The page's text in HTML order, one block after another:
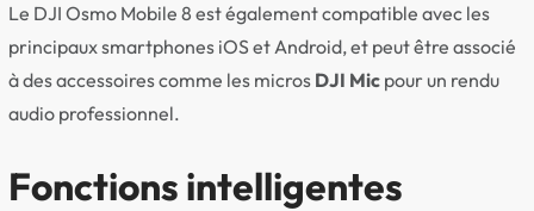
Le DJI Osmo Mobile 8 est également compatible avec les
principaux smartphones iOS et Android, et peut être associé
à des accessoires comme les micros DJI Mic pour un rendu
audio professionnel.
Fonctions intelligentes